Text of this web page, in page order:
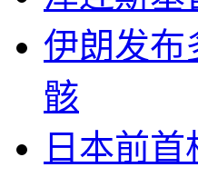
伊朗发布
骸
日本前